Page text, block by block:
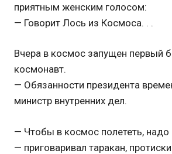
приятным женским голосом:
— Говорит Лось из Космоса. . .
Вчера в космос запущен первый
космонавт.
— Обязанности президента
министр внутренних дел.
— Чтобы в космос полететь, надо
— приговаривал таракан,